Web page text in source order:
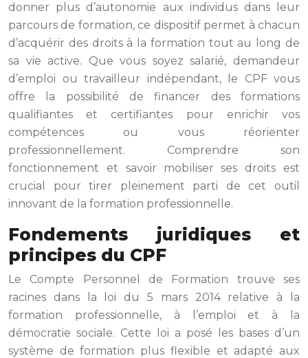
donner plus d’autonomie aux individus dans leur
parcours de formation, ce dispositif permet à chacun
d’acquérir des droits à la formation tout au long de
sa vie active. Que vous soyez salarié, demandeur
d’emploi ou travailleur indépendant, le CPF vous
offre la possibilité de financer des formations
qualifiantes et certifiantes pour enrichir vos
compétences ou vous réorienter
professionnellement. Comprendre son
fonctionnement et savoir mobiliser ses droits est
crucial pour tirer pleinement parti de cet outil
innovant de la formation professionnelle.
Fondements juridiques et
principes du CPF
Le Compte Personnel de Formation trouve ses
racines dans la loi du 5 mars 2014 relative à la
formation professionnelle, à l’emploi et à la
démocratie sociale. Cette loi a posé les bases d’un
système de formation plus flexible et adapté aux